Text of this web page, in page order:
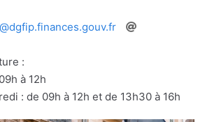
:
à 12h
: de 09h à 12h et de 13h30 à 16h